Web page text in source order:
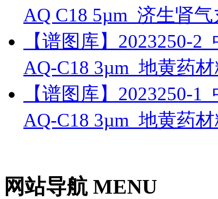
AQ C18 5µm_济生肾
【谱图库】2023250-
AQ-C18 3µm_地黄药
【谱图库】2023250-
AQ-C18 3µm_地黄药
网站导航 MENU